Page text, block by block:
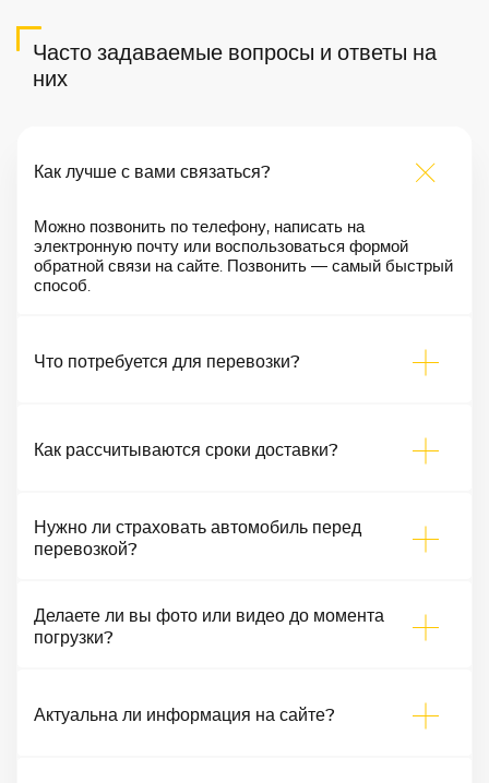
Часто задаваемые вопросы и ответы на
них
Как лучше с вами связаться?
Можно позвонить по телефону, написать на
электронную почту или воспользоваться формой
обратной связи на сайте. Позвонить — самый быстрый
способ.
Что потребуется для перевозки?
Как рассчитываются сроки доставки?
Нужно ли страховать автомобиль перед
перевозкой?
Делаете ли вы фото или видео до момента
погрузки?
Актуальна ли информация на сайте?